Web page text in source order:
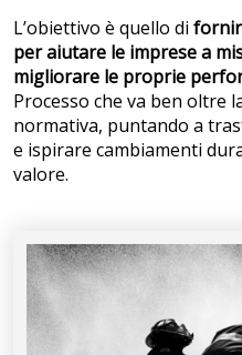
L’obiettivo è quello di
per aiutare le imprese a
migliorare le proprie
Processo che va ben oltre
normativa, puntando a
e ispirare cambiamenti
valore.